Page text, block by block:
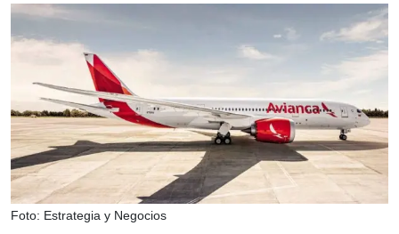
Foto: Estrategia y Negocios